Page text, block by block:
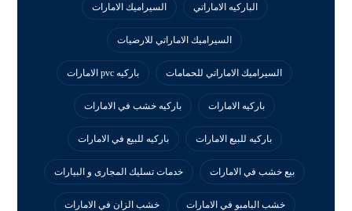
الباركيه الاماراتي السيراميك الامارات
السيراميك الاماراتي للارضيات
السيراميك الاماراتي للحمامات باركيه pvc الامارات
باركيه الامارات باركيه خشب في الامارات
باركيه للبيع الامارات باركيه للبيع في الامارات
بيع خشب في الامارات خدمات تسليك المجارى و البيارات
خشب البامبو في الامارات خشب الزان في الامارات